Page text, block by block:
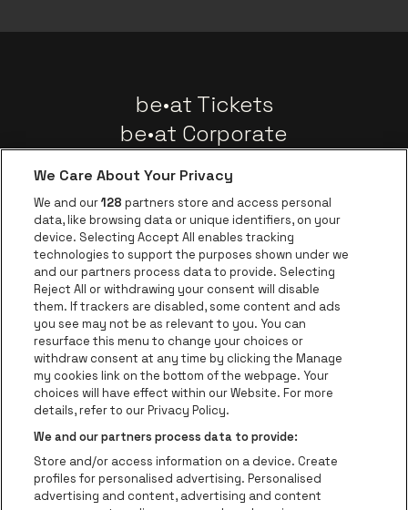
be•at Tickets
be•at Corporate
Nieuws
Instagram
Facebook
Threads
TiktokYoutube
Ga naar de website van AFAS Software logo
Ga naar de website van Lotto
Ga naar de
Ga naar de website van Trixxo
Ga naar de
Ga naar de website van Coca-Cola
Ga naar de website van
Ga naar de
Ga naar de website van
Ga naar de website
be•at Business is een deel vanbe•at
Be-At Venues
Schijnpoortweg 119, 2170 Antwerpen
We Care About Your Privacy
We and our128 partners store and access personal
data, like browsing data or unique identifiers, on your
device. Selecting Accept All enables tracking
technologies to support the purposes shown under we
and our partners process data to provide. Selecting
Reject All or withdrawing your consent will disable
them. If trackers are disabled, some content and ads
you see may not be as relevant to you. You can
resurface this menu to change your choices or
withdraw consent at any time by clicking the Manage
my cookies link on the bottom of the webpage. Your
choices will have effect within our Website. For more
details, refer to our Privacy Policy.
We and our partners process data to provide:
Store and/or access information on a device. Create
profiles for personalised advertising. Personalised
advertising and content, advertising and content